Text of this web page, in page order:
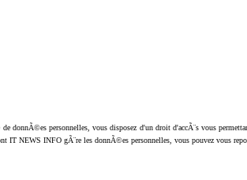
personnelles, vous disposez d'un droit d'accÃ¨s vous
IT NEWS INFO gÃ¨re les donnÃ©es personnelles, vous pouvez vous